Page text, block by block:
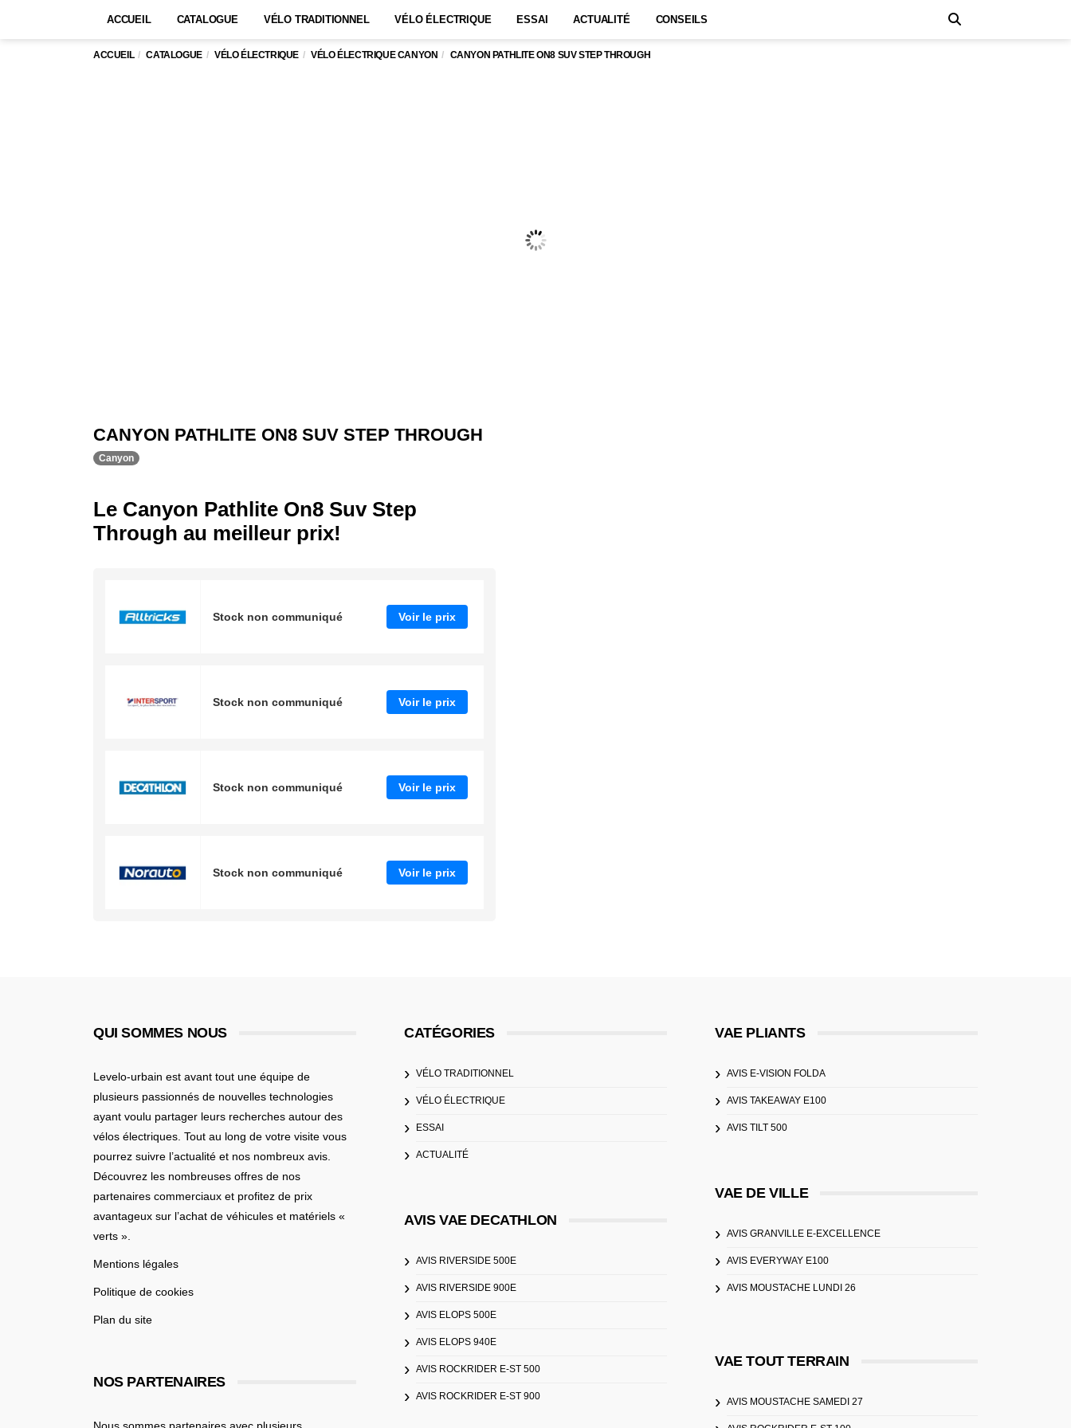
ACCUEIL CATALOGUE VÉLO TRADITIONNEL VÉLO ÉLECTRIQUE ESSAI ACTUALITÉ CONSEILS
ACCUEIL CATALOGUE VÉLO ÉLECTRIQUE VÉLO ÉLECTRIQUE CANYON CANYON PATHLITE ON8 SUV STEP THROUGH
CANYON PATHLITE ON8 SUV STEP THROUGH
Canyon
Le Canyon Pathlite On8 Suv Step
Through au meilleur prix!
Stock non communiqué Voir le prix
Stock non communiqué Voir le prix
Stock non communiqué Voir le prix
Stock non communiqué Voir le prix
QUI SOMMES NOUS
Levelo-urbain est avant tout une équipe de
plusieurs passionnés de nouvelles technologies
ayant voulu partager leurs recherches autour des
vélos électriques. Tout au long de votre visite vous
pourrez suivre l’actualité et nos nombreux avis.
Découvrez les nombreuses offres de nos
partenaires commerciaux et profitez de prix
avantageux sur l’achat de véhicules et matériels «
verts ».
Mentions légales
Politique de cookies
Plan du site
NOS PARTENAIRES
CATÉGORIES
VÉLO TRADITIONNEL
VÉLO ÉLECTRIQUE
ESSAI
ACTUALITÉ
AVIS VAE DECATHLON
AVIS RIVERSIDE 500E
AVIS RIVERSIDE 900E
AVIS ELOPS 500E
AVIS ELOPS 940E
AVIS ROCKRIDER E-ST 500
AVIS ROCKRIDER E-ST 900
VAE PLIANTS
AVIS E-VISION FOLDA
AVIS TAKEAWAY E100
AVIS TILT 500
VAE DE VILLE
AVIS GRANVILLE E-EXCELLENCE
AVIS EVERYWAY E100
AVIS MOUSTACHE LUNDI 26
VAE TOUT TERRAIN
AVIS MOUSTACHE SAMEDI 27